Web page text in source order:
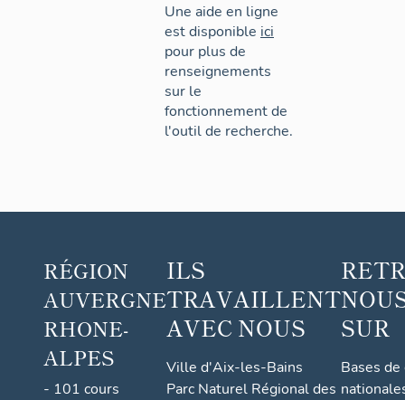
Une aide en ligne
est disponible ici
pour plus de
renseignements
sur le
fonctionnement de
l'outil de recherche.
RÉGION
AUVERGNE
RHONE-
ALPES
- 101 cours
ILS
TRAVAILLENT
AVEC NOUS
Ville d'Aix-les-Bains
Parc Naturel Régional des
SUR
Bases